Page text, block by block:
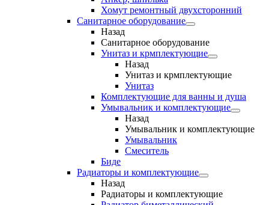
Хомут ремонтный двухсторонний
Санитарное оборудование
Назад
Санитарное оборудование
Унитаз и крмплектующие
Назад
Унитаз и крмплектующие
Унитаз
Комплектующие для ванны и душа
Умывальник и комплектующие
Назад
Умывальник и комплектующие
Умывальник
Смеситель
Биде
Радиаторы и комплектующие
Назад
Радиаторы и комплектующие